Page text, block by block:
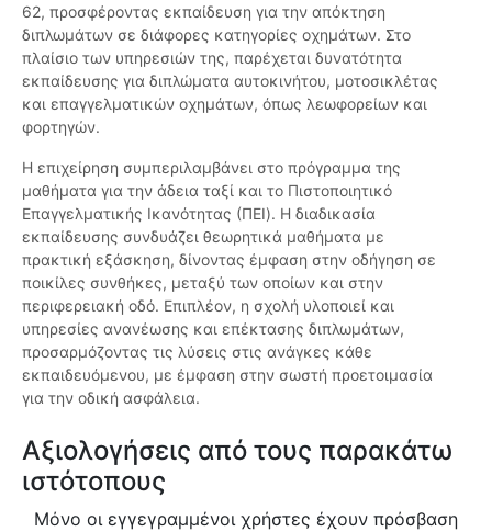
62, προσφέροντας εκπαίδευση για την απόκτηση
διπλωμάτων σε διάφορες κατηγορίες οχημάτων. Στο
πλαίσιο των υπηρεσιών της, παρέχεται δυνατότητα
εκπαίδευσης για διπλώματα αυτοκινήτου, μοτοσικλέτας
και επαγγελματικών οχημάτων, όπως λεωφορείων και
φορτηγών.
Η επιχείρηση συμπεριλαμβάνει στο πρόγραμμα της
μαθήματα για την άδεια ταξί και το Πιστοποιητικό
Επαγγελματικής Ικανότητας (ΠΕΙ). Η διαδικασία
εκπαίδευσης συνδυάζει θεωρητικά μαθήματα με
πρακτική εξάσκηση, δίνοντας έμφαση στην οδήγηση σε
ποικίλες συνθήκες, μεταξύ των οποίων και στην
περιφερειακή οδό. Επιπλέον, η σχολή υλοποιεί και
υπηρεσίες ανανέωσης και επέκτασης διπλωμάτων,
προσαρμόζοντας τις λύσεις στις ανάγκες κάθε
εκπαιδευόμενου, με έμφαση στην σωστή προετοιμασία
για την οδική ασφάλεια.
Αξιολογήσεις από τους παρακάτω
ιστότοπους
Μόνο οι εγγεγραμμένοι χρήστες έχουν πρόσβαση